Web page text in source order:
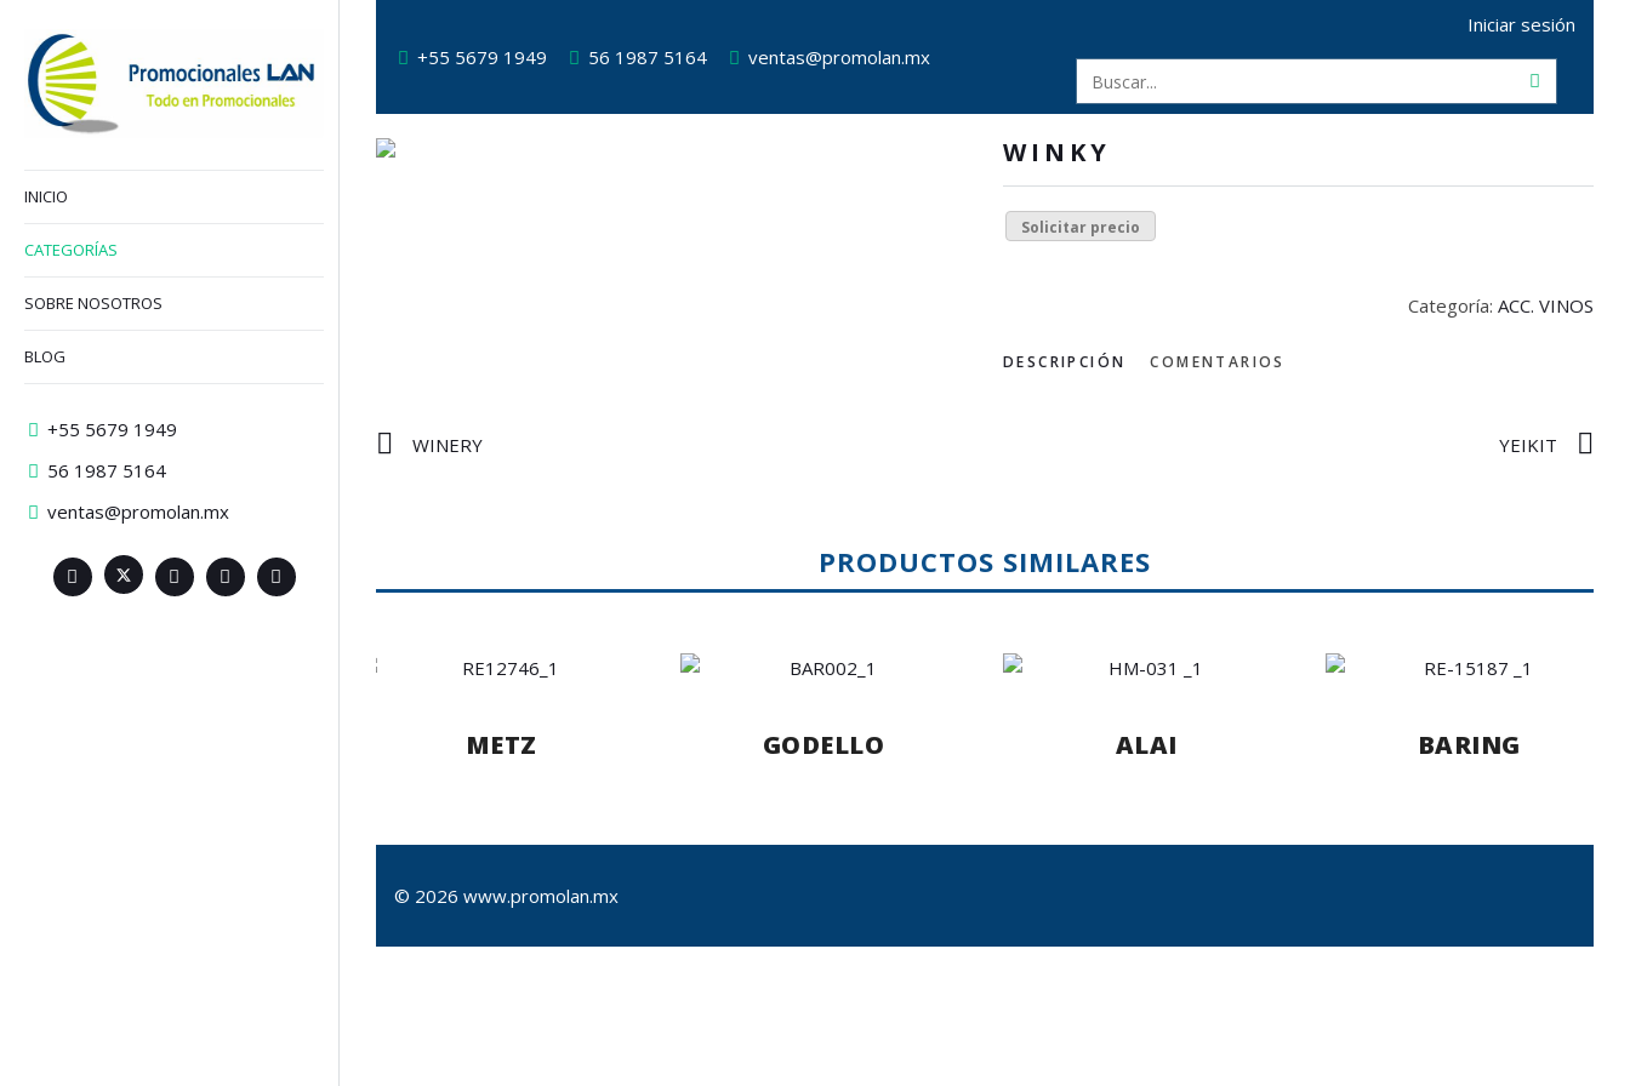
+55 5679 1949 56 1987 5164 ventas@promolan.mx
Iniciar sesión
WINKY
Solicitar precio
Categoría: ACC. VINOS
DESCRIPCIÓN COMENTARIOS
WINERY YEIKIT
PRODUCTOS SIMILARES
METZ GODELLO ALAI BARING
© 2026 www.promolan.mx
INICIO
CATEGORÍAS
SOBRE NOSOTROS
BLOG
+55 5679 1949
56 1987 5164
ventas@promolan.mx